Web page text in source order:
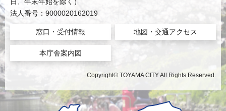
法人番号：9000020162019
窓口・受付情報 地図・交通アクセス
本庁舎案内図
Copyright© TOYAMA CITY All Rights Reserved.